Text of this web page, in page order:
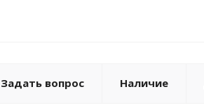
Задать вопрос Наличие